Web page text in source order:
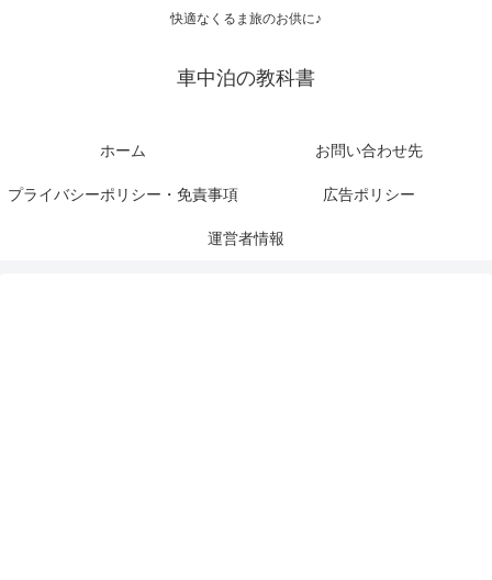
快適なくるま旅のお供に♪
車中泊の教科書
ホーム お問い合わせ先
プライバシーポリシー・免責事項 広告ポリシー
運営者情報